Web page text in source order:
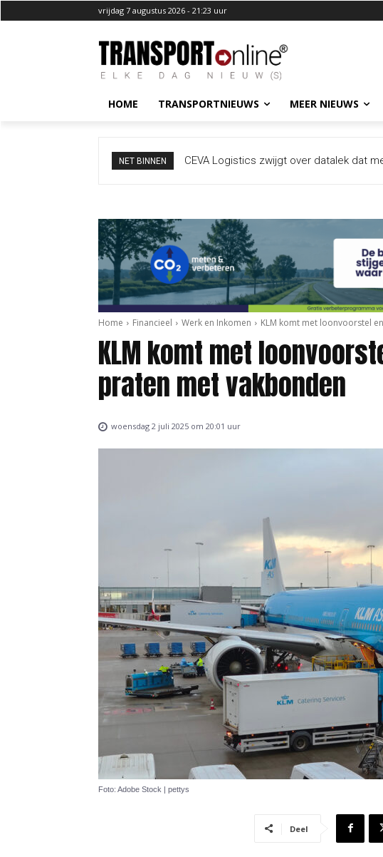
vrijdag 7 augustus 2026 - 21:23 uur
HOME TRANSPORTNIEUWS MEER NIEUWS
NET BINNEN CEVA Logistics zwijgt over datalek dat
Home Financieel Werk en Inkomen KLM komt met loonvoorstel
KLM komt met
praten met vakbonden
woensdag 2 juli 2025 om 20:01 uur
Foto: Adobe Stock | pettys
Deel